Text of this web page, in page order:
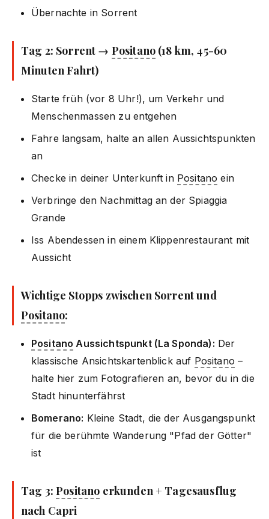
Übernachte in Sorrent
Tag 2: Sorrent → Positano (18 km, 45-60
Minuten Fahrt)
Starte früh (vor 8 Uhr!), um Verkehr und
Menschenmassen zu entgehen
Fahre langsam, halte an allen Aussichtspunkten
an
Checke in deiner Unterkunft in Positano ein
Verbringe den Nachmittag an der Spiaggia
Grande
Iss Abendessen in einem Klippenrestaurant mit
Aussicht
Wichtige Stopps zwischen Sorrent und
Positano:
Positano Aussichtspunkt (La Sponda): Der
klassische Ansichtskartenblick auf Positano –
halte hier zum Fotografieren an, bevor du in die
Stadt hinunterfährst
Bomerano: Kleine Stadt, die der Ausgangspunkt
für die berühmte Wanderung "Pfad der Götter"
ist
Tag 3:Positano erkunden + Tagesausflug
nach Capri